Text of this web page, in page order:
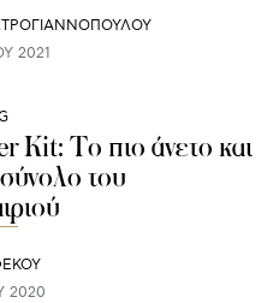
2021
Kit: Το πιο άνετο και
του
2020